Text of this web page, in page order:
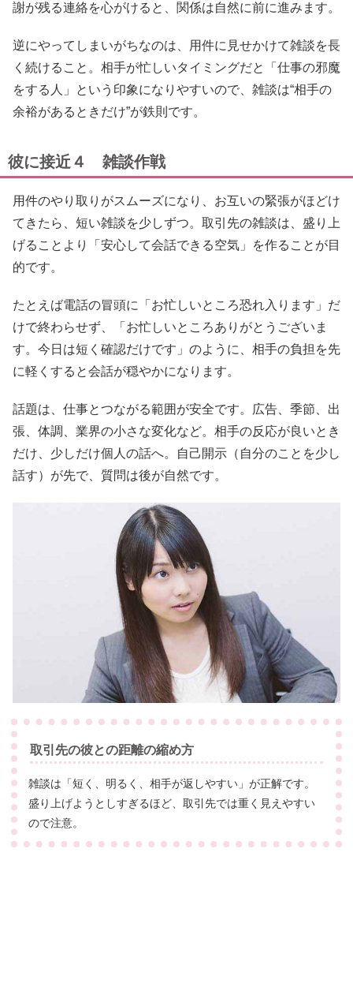
謝が残る連絡を心がけると、関係は自然に前に進みます。
逆にやってしまいがちなのは、用件に見せかけて雑談を長
く続けること。相手が忙しいタイミングだと「仕事の邪魔
をする人」という印象になりやすいので、雑談は“相手の
余裕があるときだけ”が鉄則です。
彼に接近４ 雑談作戦
用件のやり取りがスムーズになり、お互いの緊張がほどけ
てきたら、短い雑談を少しずつ。取引先の雑談は、盛り上
げることより「安心して会話できる空気」を作ることが目
的です。
たとえば電話の冒頭に「お忙しいところ恐れ入ります」だ
けで終わらせず、「お忙しいところありがとうございま
す。今日は短く確認だけです」のように、相手の負担を先
に軽くすると会話が穏やかになります。
話題は、仕事とつながる範囲が安全です。広告、季節、出
張、体調、業界の小さな変化など。相手の反応が良いとき
だけ、少しだけ個人の話へ。自己開示（自分のことを少し
話す）が先で、質問は後が自然です。
取引先の彼との距離の縮め方
雑談は「短く、明るく、相手が返しやすい」が正解です。
盛り上げようとしすぎるほど、取引先では重く見えやすい
ので注意。